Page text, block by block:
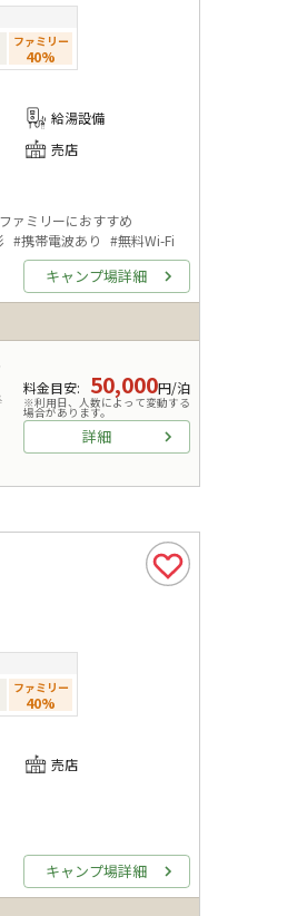
ファミリー
40%
給湯設備
売店
ファミリーにおすすめ
#携帯電波あり #無料Wi-Fi
キャンプ場詳細
料金目安: 50,000円/泊
※利用日、人数によって変動する
場合があります。
詳細
ファミリー
40%
売店
キャンプ場詳細